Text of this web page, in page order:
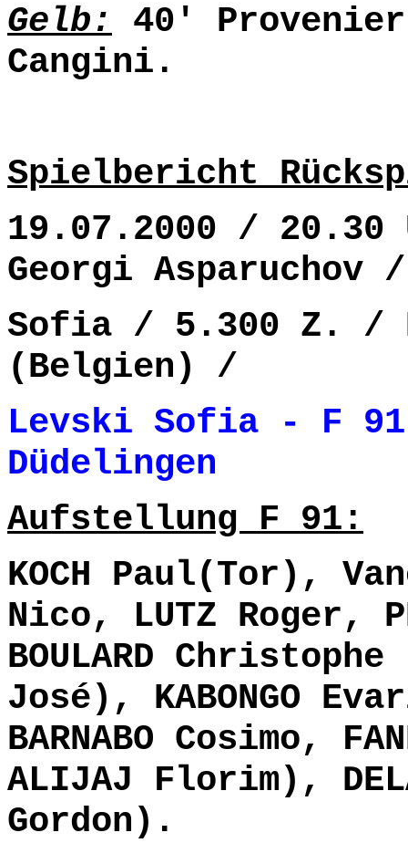
Gelb: 40'
Cangini.
Spielbericht
19.07.2000 / 20.30
Georgi Asparuchov /
Sofia / 5.300 Z. /
(Belgien) /
Levski Sofia - F 91
Aufstellung F 91:
KOCH Paul(Tor),
Nico, LUTZ Roger,
BOULARD Christophe
José), KABONGO
BARNABO Cosimo,
ALIJAJ Florim),
Gordon).